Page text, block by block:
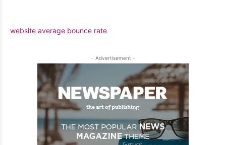
website average bounce rate
- Advertisement -